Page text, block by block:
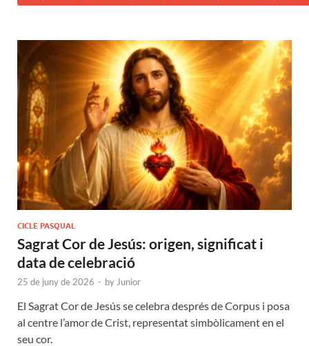
CICLE PASQUAL
Sagrat Cor de Jesús: origen, significat i
data de celebració
25 de juny de 2026 - by Junior
El Sagrat Cor de Jesús se celebra després de Corpus i posa
al centre l’amor de Crist, representat simbòlicament en el
seu cor.